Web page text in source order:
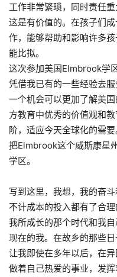
工作非常繁琐，同时责任
这是有价值的。在孩子们
作，能够帮助和影响许多
能比拟。
这次参加美国Elmbrook学
凭借我已有的一些经验去
一个机会可以更加了解美
方教育中优秀的价值观和
阶，适应今天全球化的需
把Elmbrook这个威斯康星
学区。
写到这里，我想，我的奋
不计成本的投入都有了合理
我所成长的那个时代和我
现在的我。在故乡的那些日
让我即使在多年以后，在异
做着自己热爱的事业，发挥